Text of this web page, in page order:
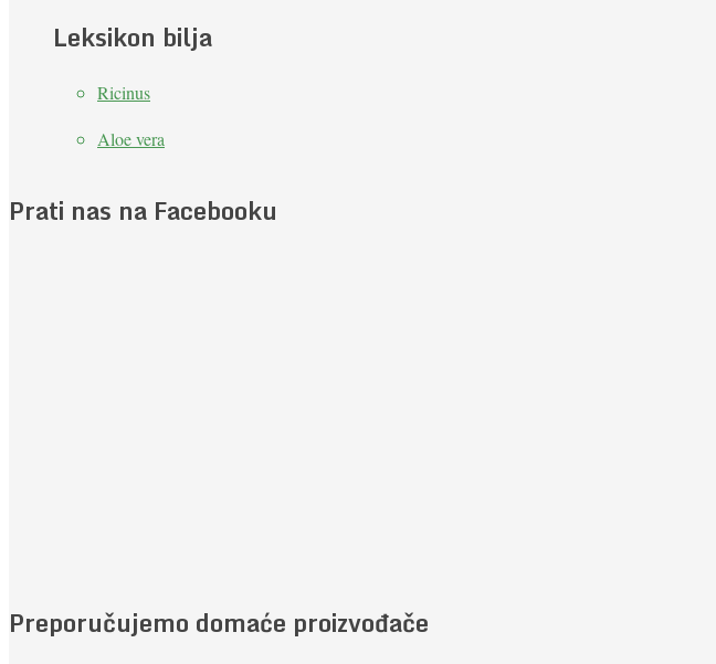
Leksikon bilja
Ricinus
Aloe vera
Prati nas na Facebooku
Preporučujemo domaće proizvođače